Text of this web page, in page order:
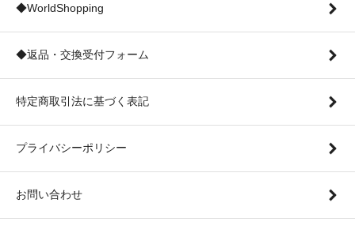
◆WorldShopping
◆返品・交換受付フォーム
特定商取引法に基づく表記
プライバシーポリシー
お問い合わせ